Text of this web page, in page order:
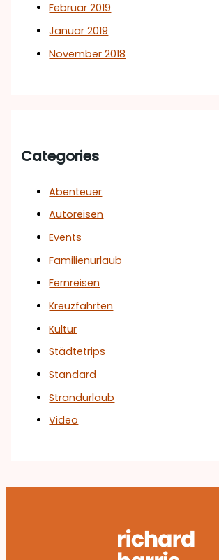
Februar 2019
Januar 2019
November 2018
Categories
Abenteuer
Autoreisen
Events
Familienurlaub
Fernreisen
Kreuzfahrten
Kultur
Städtetrips
Standard
Strandurlaub
Video